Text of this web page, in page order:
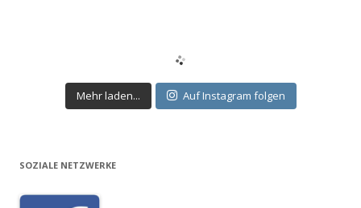
Mehr laden... Auf Instagram folgen
SOZIALE NETZWERKE